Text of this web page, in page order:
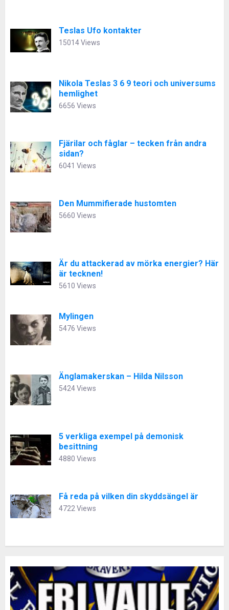
Teslas Ufo kontakter
15014 Views
Nikola Teslas 3 6 9 teori och universums
hemlighet
6656 Views
Fjärilar och fåglar – tecken från andra
sidan?
6041 Views
Den Mummifierade hustomten
5660 Views
Är du attackerad av mörka energier? Här
är tecknen!
5610 Views
Mylingen
5476 Views
Änglamakerskan – Hilda Nilsson
5424 Views
5 verkliga exempel på demonisk
besittning
4880 Views
Få reda på vilken din skyddsängel är
4722 Views